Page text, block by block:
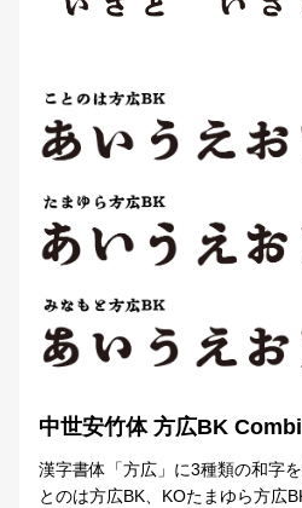
中世安竹体 方広BK
漢字書体「方広」に3種類の和字
とのは方広BK、KOたまゆら方広